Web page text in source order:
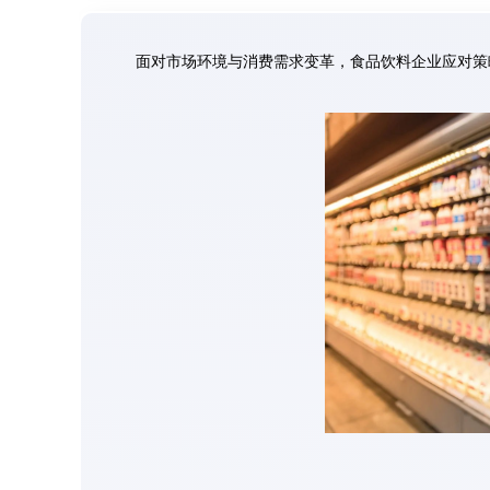
面对市场环境与消费需求变革，食品饮料企业应对